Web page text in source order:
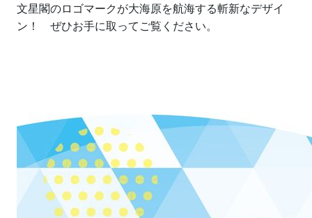
文星閣のロゴマークが大海原を航海する斬新なデザイ
ン！ ぜひお手に取ってご覧ください。